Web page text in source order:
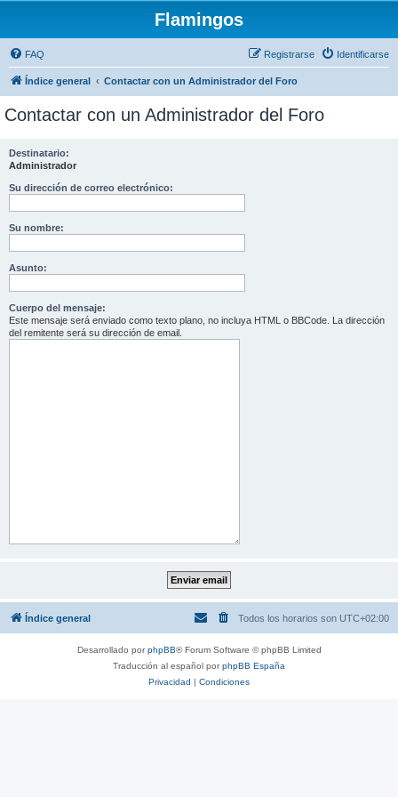
Flamingos
FAQ Identificarse
Registrarse
Índice general Contactar con un Administrador del Foro
Contactar con un Administrador del Foro
Destinatario:
Administrador
Su dirección de correo electrónico:
Su nombre:
Asunto:
Cuerpo del mensaje:
Este mensaje será enviado como texto plano, no incluya HTML o BBCode. La dirección
del remitente será su dirección de email.
Índice general Todos los horarios son UTC+02:00
Desarrollado porphpBB® Forum Software © phpBB Limited
Traducción al español porphpBB España
Privacidad | Condiciones